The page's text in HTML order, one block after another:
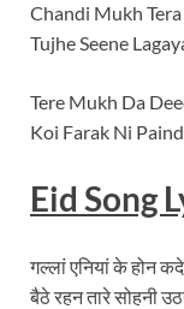
Chandi Mukh
Tujhe Seene
Tere Mukh Da
Koi Farak Ni
Eid Song
गल्लां एनियां के होन
बैठे रहन तारे सोहनी